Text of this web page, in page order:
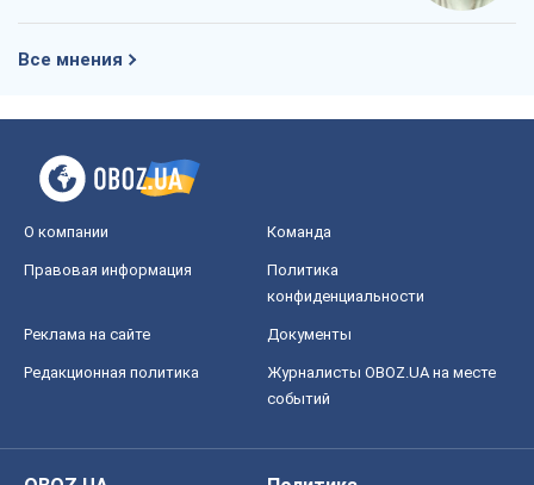
Все мнения
О компании Команда
Правовая информация
Политика
конфиденциальности
Реклама на сайте Документы
Редакционная политика
Журналисты OBOZ.UA на месте
событий